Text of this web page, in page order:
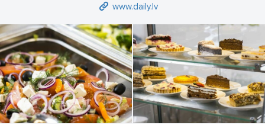
www.daily.lv